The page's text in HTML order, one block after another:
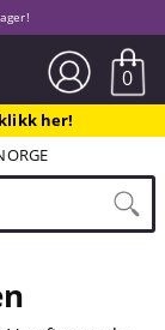
0
her!